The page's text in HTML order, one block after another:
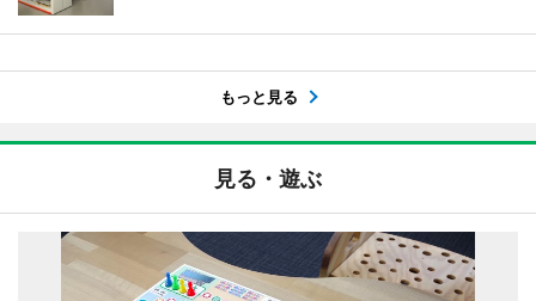
もっと見る
見る・遊ぶ